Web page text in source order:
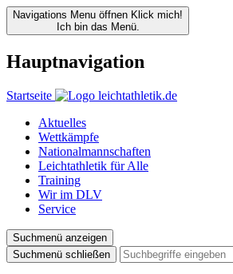
Navigations Menu öffnen Klick mich!
Ich bin das Menü.
Hauptnavigation
Startseite
Aktuelles
Wettkämpfe
Nationalmannschaften
Leichtathletik für Alle
Training
Wir im DLV
Service
Suchmenü anzeigen
Suchmenü schließen